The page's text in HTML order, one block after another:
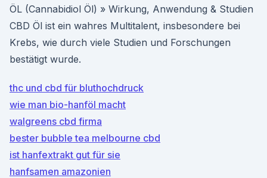
ÖL (Cannabidiol Öl) » Wirkung, Anwendung & Studien
CBD Öl ist ein wahres Multitalent, insbesondere bei
Krebs, wie durch viele Studien und Forschungen
bestätigt wurde.
thc und cbd für bluthochdruck
wie man bio-hanföl macht
walgreens cbd firma
bester bubble tea melbourne cbd
ist hanfextrakt gut für sie
hanfsamen amazonien